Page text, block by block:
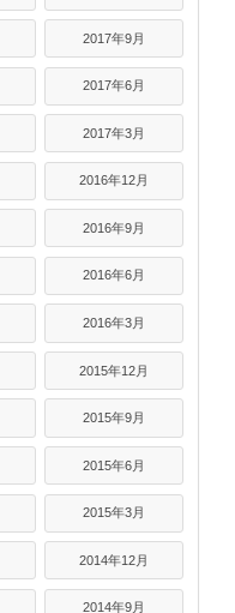
2017年9月
2017年6月
2017年3月
2016年12月
2016年9月
2016年6月
2016年3月
2015年12月
2015年9月
2015年6月
2015年3月
2014年12月
2014年9月